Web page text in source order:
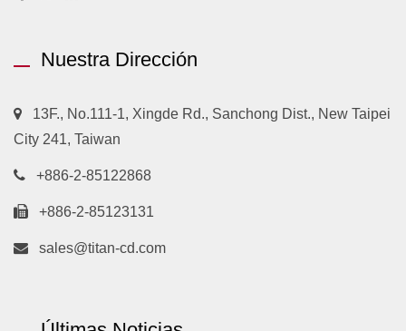
Nuestra Dirección
13F., No.111-1, Xingde Rd., Sanchong Dist., New Taipei
City 241, Taiwan
+886-2-85122868
+886-2-85123131
sales@titan-cd.com